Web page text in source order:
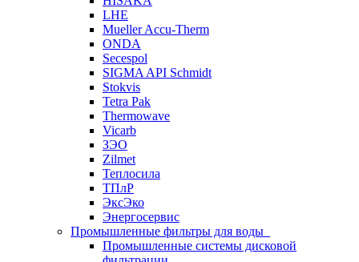
LHE
Mueller Accu-Therm
ONDA
Secespol
SIGMA API Schmidt
Stokvis
Tetra Pak
Thermowave
Vicarb
ЗЭО
Zilmet
Теплосила
ТПлР
ЭксЭко
Энергосервис
Промышленные фильтры для воды
Промышленные системы дисковой